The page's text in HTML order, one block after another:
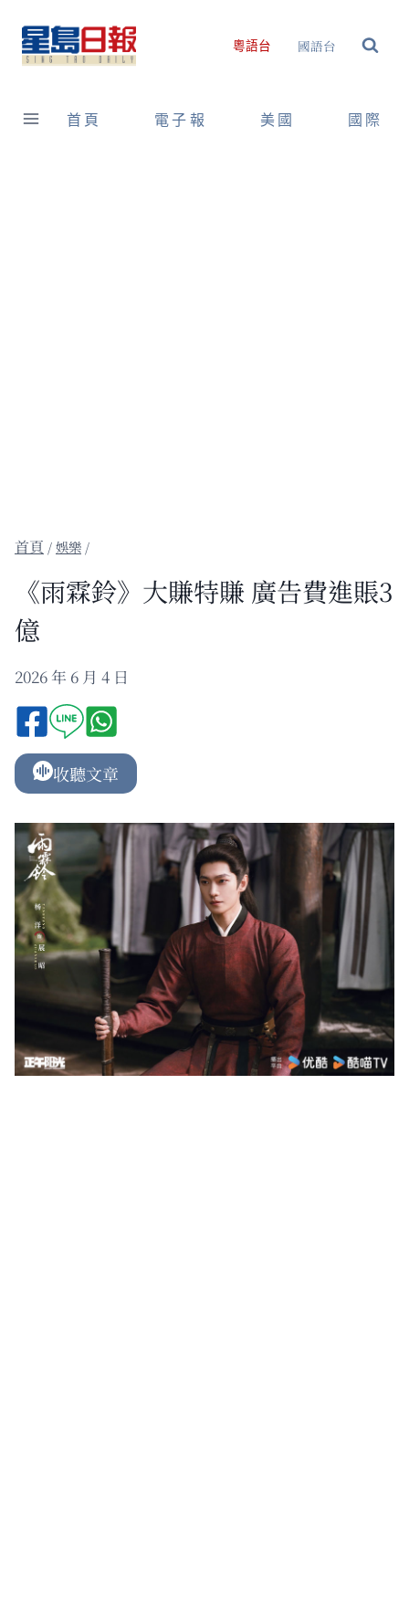
content
粵語台 國語台
首頁 電子報 美國 國際
/娛樂 /
《雨霖鈴》大賺特賺 廣告費進賬3
億
2026 年 6 月 4 日
收聽文章